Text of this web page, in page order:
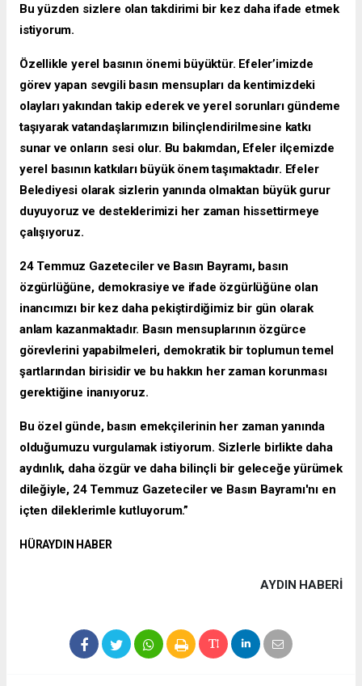
Bu yüzden sizlere olan takdirimi bir kez daha ifade etmek
istiyorum.
Özellikle yerel basının önemi büyüktür. Efeler’imizde
görev yapan sevgili basın mensupları da kentimizdeki
olayları yakından takip ederek ve yerel sorunları gündeme
taşıyarak vatandaşlarımızın bilinçlendirilmesine katkı
sunar ve onların sesi olur. Bu bakımdan, Efeler ilçemizde
yerel basının katkıları büyük önem taşımaktadır. Efeler
Belediyesi olarak sizlerin yanında olmaktan büyük gurur
duyuyoruz ve desteklerimizi her zaman hissettirmeye
çalışıyoruz.
24 Temmuz Gazeteciler ve Basın Bayramı, basın
özgürlüğüne, demokrasiye ve ifade özgürlüğüne olan
inancımızı bir kez daha pekiştirdiğimiz bir gün olarak
anlam kazanmaktadır. Basın mensuplarının özgürce
görevlerini yapabilmeleri, demokratik bir toplumun temel
şartlarından birisidir ve bu hakkın her zaman korunması
gerektiğine inanıyoruz.
Bu özel günde, basın emekçilerinin her zaman yanında
olduğumuzu vurgulamak istiyorum. Sizlerle birlikte daha
aydınlık, daha özgür ve daha bilinçli bir geleceğe yürümek
dileğiyle, 24 Temmuz Gazeteciler ve Basın Bayramı'nı en
içten dileklerimle kutluyorum.”
HÜRAYDIN HABER
AYDIN HABERİ